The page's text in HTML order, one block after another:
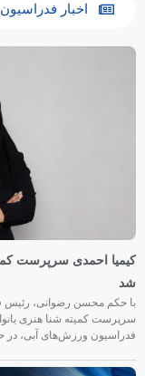
اخبار فدراسیون
کیمیا احمدی سرپرست
شد
با حکم محسن رضوانی، رئیس
سرپرست کمیته شنا هنری
فدراسیون ورزش‌های آبی، در